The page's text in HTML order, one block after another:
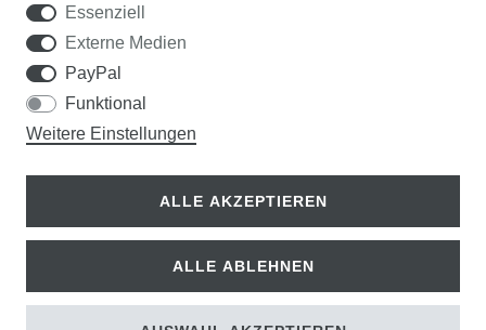
DER WEG ZUM TRAUMRASEN
Samen Rohde GmbH
© Copyright 2026 | Alle Rechte vorbehalten.
Essenziell
Externe Medien
PayPal
Funktional
Weitere Einstellungen
ALLE AKZEPTIEREN
ALLE ABLEHNEN